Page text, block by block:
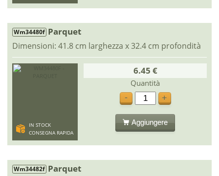
Wm34480f Parquet
Dimensioni: 41.8 cm larghezza x 32.4 cm profondità
IN STOCK
CONSEGNA RAPIDA
6.45 €
Quantità
-
+
Aggiungere
Wm34482f Parquet